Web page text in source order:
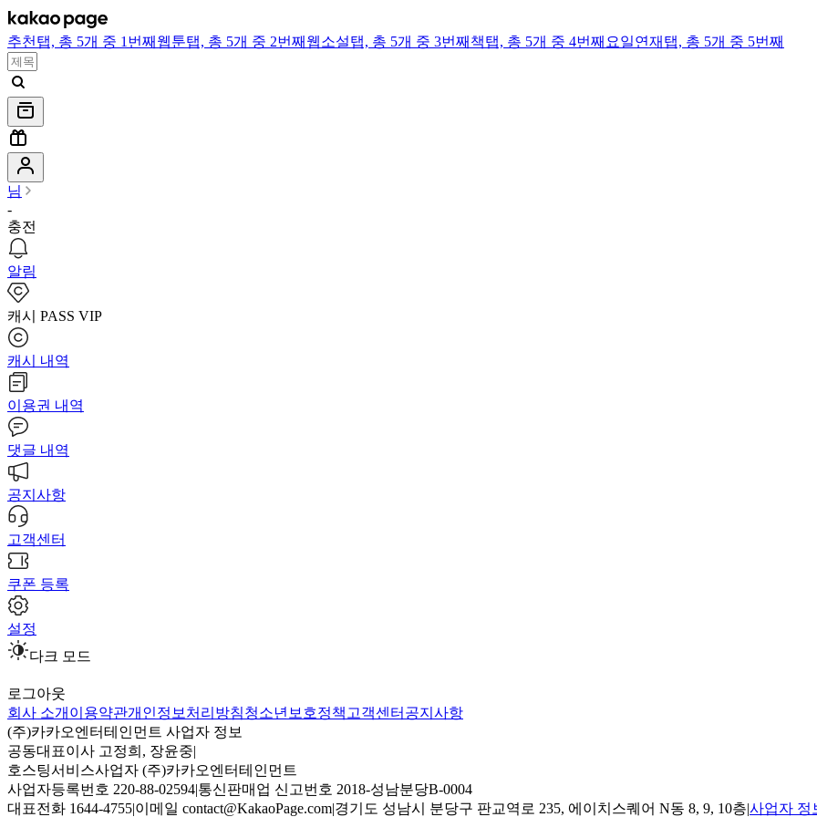
추천 탭, 총 5개 중 1번째 웹툰탭, 총 5개 중 2번째 웹소설탭, 총 5개 중 3번째 책탭, 총 5개 중 4번째 요일연재 탭, 총 5개 중 5번째
님
-
충전
알림
캐시 PASS VIP
캐시 내역
이용권 내역
댓글 내역
공지사항
고객센터
쿠폰 등록
설정
다크 모드
로그아웃
회사 소개 이용약관개인정보처리방침청소년보호정책 고객센터 공지사항
(주)카카오엔터테인먼트 사업자 정보
공동대표이사 고정희, 장윤중|
호스팅서비스사업자 (주)카카오엔터테인먼트
사업자등록번호 220-88-02594|통신판매업 신고번호 2018-성남분당B-0004
대표전화 1644-4755|이메일 contact@KakaoPage.com|경기도 성남시 분당구 판교역로 235, 에이치스퀘어 N동 8, 9, 10층|사업자 정